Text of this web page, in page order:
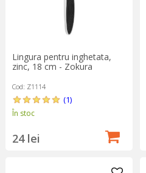
Lingura pentru inghetata,
zinc, 18 cm - Zokura
Cod: Z1114
(1)
În stoc
24 lei